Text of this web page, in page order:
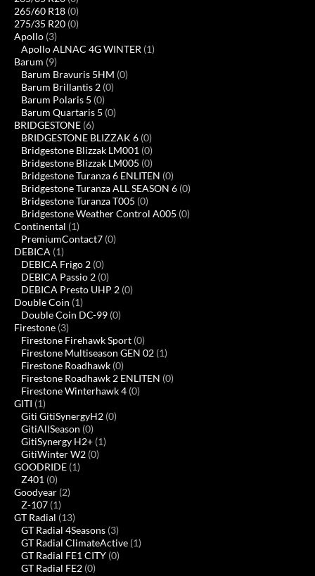
265/60 R18 (0)
275/35 R20 (0)
Apollo (3)
Apollo ALNAC 4G WINTER (1)
Barum (9)
Barum Bravuris 5HM (0)
Barum Brillantis 2 (0)
Barum Polaris 5 (0)
Barum Quartaris 5 (0)
BRIDGESTONE (6)
BRIDGESTONE BLIZZAK 6 (0)
Bridgestone Blizzak LM001 (0)
Bridgestone Blizzak LM005 (0)
Bridgestone Turanza 6 ENLITEN (0)
Bridgestone Turanza ALL SEASON 6 (0)
Bridgestone Turanza T005 (0)
Bridgestone Weather Control A005 (0)
Continental (1)
PremiumContact7 (0)
DEBICA (1)
DEBICA Frigo 2 (0)
DEBICA Passio 2 (0)
DEBICA Presto UHP 2 (0)
Double Coin (1)
Double Coin DC-99 (0)
Firestone (3)
Firestone Firehawk Sport (0)
Firestone Multiseason GEN 02 (1)
Firestone Roadhawk (0)
Firestone Roadhawk 2 ENLITEN (0)
Firestone Winterhawk 4 (0)
GITI (1)
Giti GitiSynergyH2 (0)
GitiAllSeason (0)
GitiSynergy H2+ (1)
GitiWinter W2 (0)
GOODRIDE (1)
Z401 (0)
Goodyear (2)
Z-107 (1)
GT Radial (13)
GT Radial 4Seasons (3)
GT Radial ClimateActive (1)
GT Radial FE1 CITY (0)
GT Radial FE2 (0)